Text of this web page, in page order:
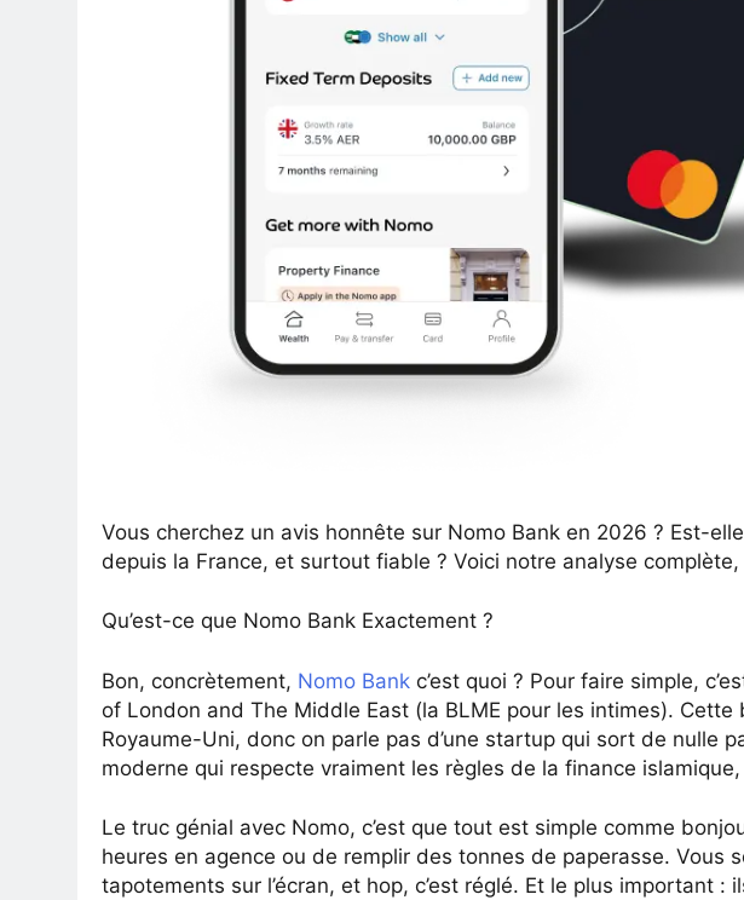
Vous cherchez un avis honnête sur Nomo Bank en 2026 ? Est-
depuis la France, et surtout fiable ? Voici notre analyse
Qu’est-ce que Nomo Bank Exactement ?
Bon, concrètement, Nomo Bank c’est quoi ? Pour faire simple,
of London and The Middle East (la BLME pour les intimes).
Royaume-Uni, donc on parle pas d’une startup qui sort de nulle
moderne qui respecte vraiment les règles de la finance
Le truc génial avec Nomo, c’est que tout est simple comme
heures en agence ou de remplir des tonnes de paperasse. Vous
tapotements sur l’écran, et hop, c’est réglé. Et le plus important :